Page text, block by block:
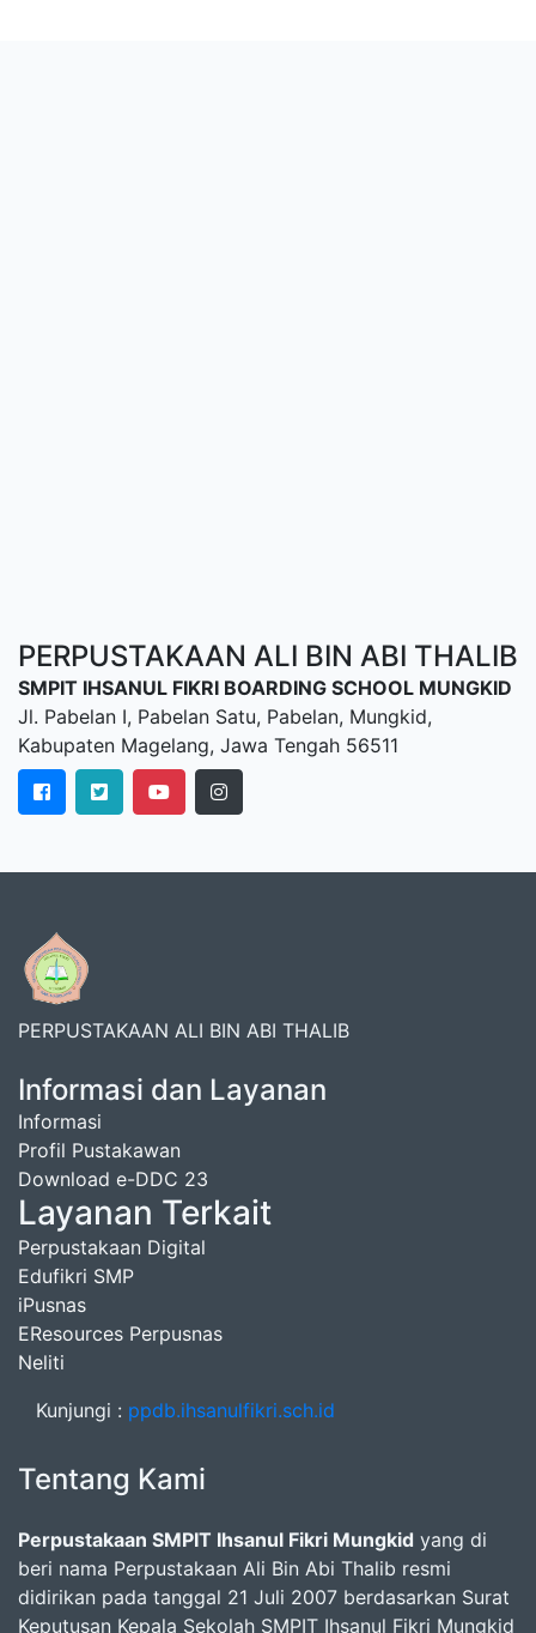
PERPUSTAKAAN ALI BIN ABI THALIB
SMPIT IHSANUL FIKRI BOARDING SCHOOL MUNGKID
Jl. Pabelan I, Pabelan Satu, Pabelan, Mungkid,
Kabupaten Magelang, Jawa Tengah 56511
PERPUSTAKAAN ALI BIN ABI THALIB
Informasi dan Layanan
Informasi
Profil Pustakawan
Download e-DDC 23
Layanan Terkait
Perpustakaan Digital
Edufikri SMP
iPusnas
EResources Perpusnas
Neliti
Kunjungi : ppdb.ihsanulfikri.sch.id
Tentang Kami
Perpustakaan SMPIT Ihsanul Fikri Mungkid yang di
beri nama Perpustakaan Ali Bin Abi Thalib resmi
didirikan pada tanggal 21 Juli 2007 berdasarkan Surat
Keputusan Kepala Sekolah SMPIT Ihsanul Fikri Mungkid